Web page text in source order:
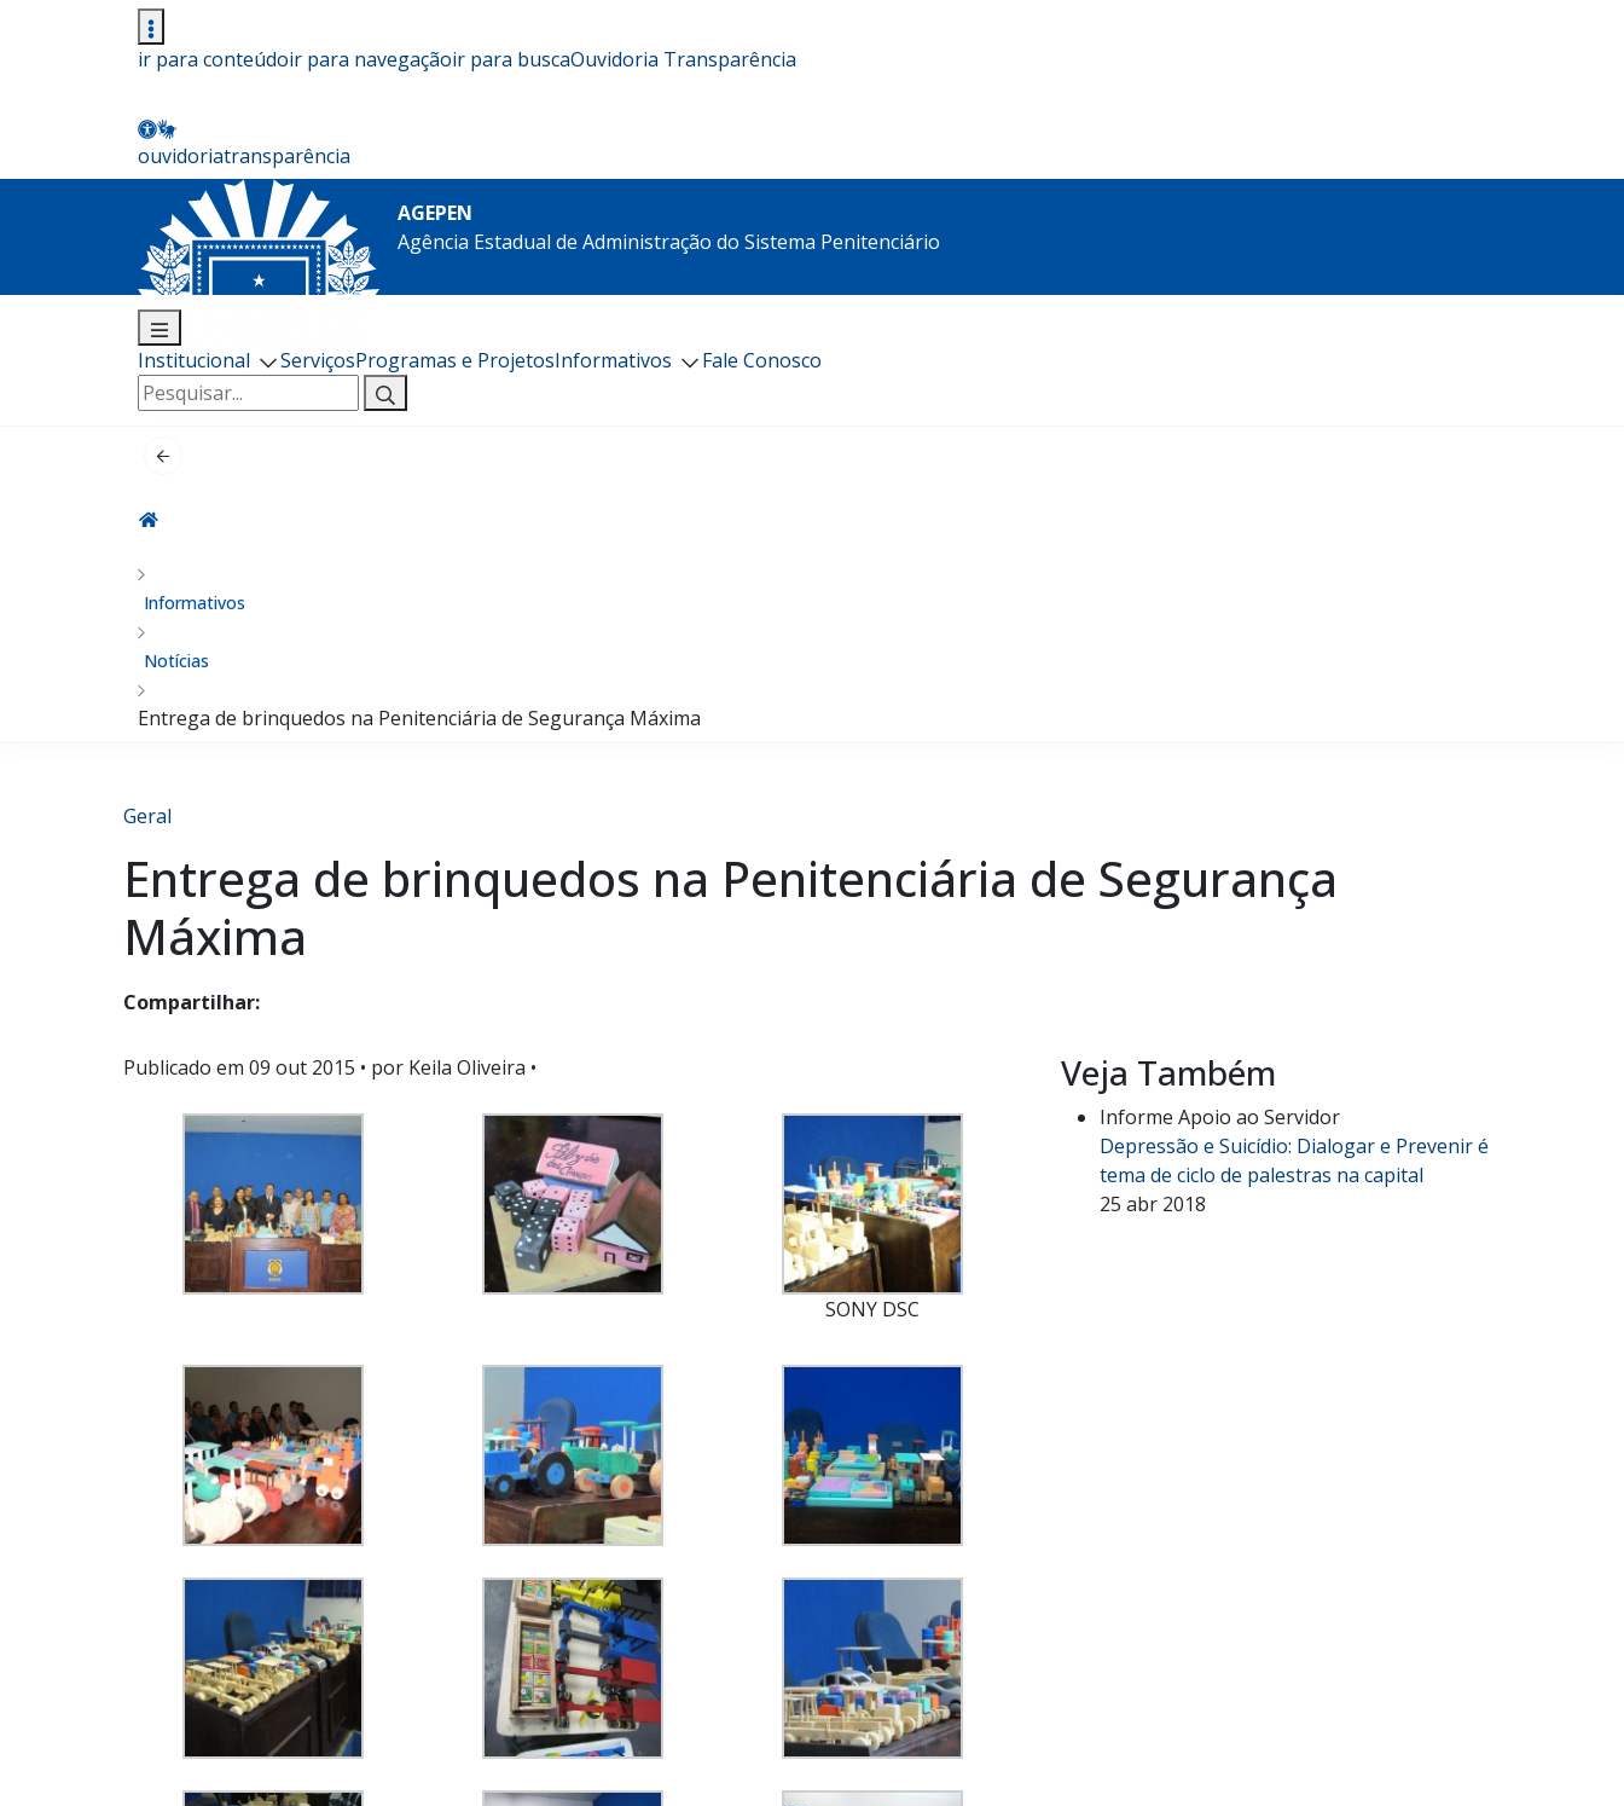
ir para conteúdoir para navegaçãoir para buscaOuvidoria Transparência
ouvidoriatransparência
AGEPEN
Agência Estadual de Administração do Sistema Penitenciário
Institucional ServiçosProgramas e ProjetosInformativos
Fale Conosco
Pesquisar
por:
Informativos
Notícias
Entrega de brinquedos na Penitenciária de Segurança Máxima
Geral
Entrega de brinquedos na Penitenciária de Segurança
Máxima
Compartilhar:
Publicado em 09 out 2015 • por Keila Oliveira •
SONY DSC
Veja Também
Informe Apoio ao Servidor
Depressão e Suicídio: Dialogar e Prevenir é
tema de ciclo de palestras na capital
25 abr 2018